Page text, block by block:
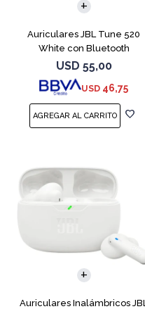
Auriculares JBL Tune 520
White con Bluetooth
USD 55,00
USD 46,75
Auriculares Inalámbricos JBL